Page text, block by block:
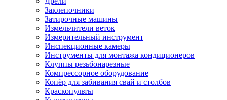
Заклепочники
Затирочные машины
Измельчители веток
Измерительный инструмент
Инспекционные камеры
Инструменты для монтажа кондиционеров
Клуппы резьбонарезные
Компрессорное оборудование
Копёр для забивания свай и столбов
Краскопульты